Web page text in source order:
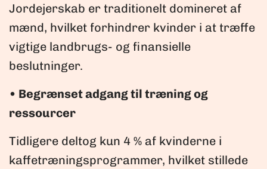
Jordejerskab er traditionelt domineret af
mænd, hvilket forhindrer kvinder i at træffe
vigtige landbrugs- og finansielle
beslutninger.
• Begrænset adgang til træning og
ressourcer
Tidligere deltog kun 4 % af kvinderne i
kaffetræningsprogrammer, hvilket stillede